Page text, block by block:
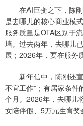
在AI巨变之下，陈刚
是去哪儿的核心商业模
服务质量是OTA区别于
墙。过去两年，去哪儿
展；2026年，要在服务
新年信中，陈刚还宣
不宜工作”；有居家条
个月。2026年，去哪儿
女陪伴假、5万元生育奖